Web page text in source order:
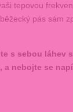
tepovou
pás sám
s sebou láhev
a nebojte se